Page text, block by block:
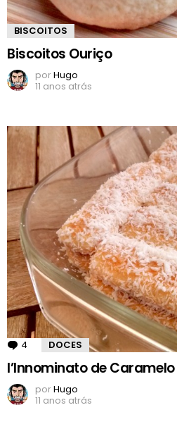
BISCOITOS
Biscoitos Ouriço
porHugo
11 anos atrás
4 Comentários
DOCES
l’Innominato de Caramelo
porHugo
11 anos atrás